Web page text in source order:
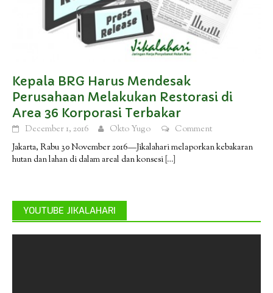
Kepala BRG Harus Mendesak
Perusahaan Melakukan Restorasi di
Area 36 Korporasi Terbakar
December 1, 2016 Okto Yugo
Comment
Jakarta, Rabu 30 November 2016—Jikalahari melaporkan kebakaran
hutan dan lahan di dalam areal dan konsesi […]
YOUTUBE JIKALAHARI